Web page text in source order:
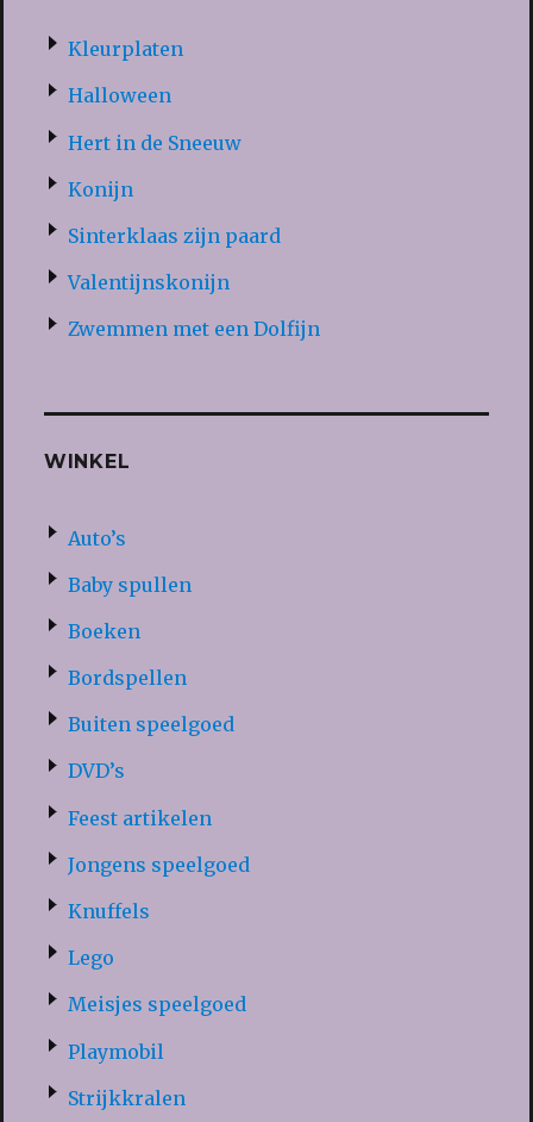
Kleurplaten
Halloween
Hert in de Sneeuw
Konijn
Sinterklaas zijn paard
Valentijnskonijn
Zwemmen met een Dolfijn
WINKEL
Auto’s
Baby spullen
Boeken
Bordspellen
Buiten speelgoed
DVD’s
Feest artikelen
Jongens speelgoed
Knuffels
Lego
Meisjes speelgoed
Playmobil
Strijkkralen